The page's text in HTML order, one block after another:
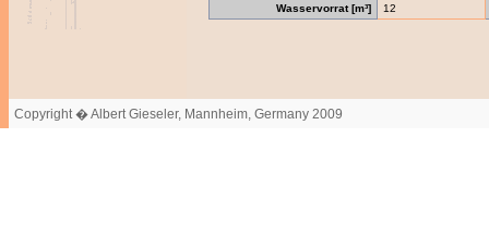
Wasservorrat [m³]
12
Copyright � Albert Gieseler, Mannheim, Germany 2009